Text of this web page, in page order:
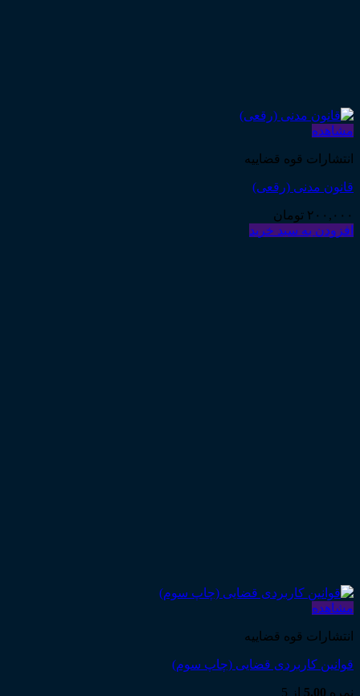
مشاهده
انتشارات قوه قضاییه
قانون مدنی (رقعی)
۲۰۰,۰۰۰ تومان
افزودن به سبد خرید
مشاهده
انتشارات قوه قضاییه
قوانین کاربردی قضایی (چاپ سوم)
نمره 5.00 از 5